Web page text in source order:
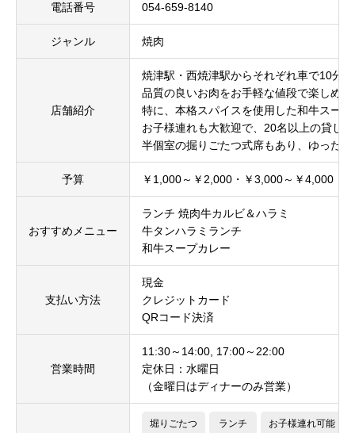
電話番号 054-659-8140
ジャンル 焼肉
店舗紹介
焼津駅・西焼津駅からそれぞれ車で10分。
品質の良いお肉をお手軽な値段で楽しめ
特に、本格スパイスを使用した和牛スー
お子様連れも大歓迎で、20名以上の貸し
半個室の掘りごたつ式席もあり、ゆった
予算 ￥1,000～￥2,000・￥3,000～￥4,000
おすすめメニュー
ランチ 焼肉牛カルビ＆ハラミ
牛タンハラミランチ
和牛スープカレー
支払い方法
現金
クレジットカード
QRコード決済
営業時間
11:30～14:00, 17:00～22:00
定休日：水曜日
（金曜日はディナーのみ営業）
堀りごたつ ランチ お子様連れ可能